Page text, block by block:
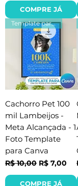
COMPRE JÁ
Template para Canva
Cachorro Pet 100
mil Lambeijos -
Meta Alcançada - 1
Foto Template
para Canva
Preço normal
R$ 10,00 Preço
R$ 7,00
COMPRE JÁ